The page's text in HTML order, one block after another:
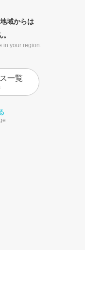
域からは
in your region.
一覧